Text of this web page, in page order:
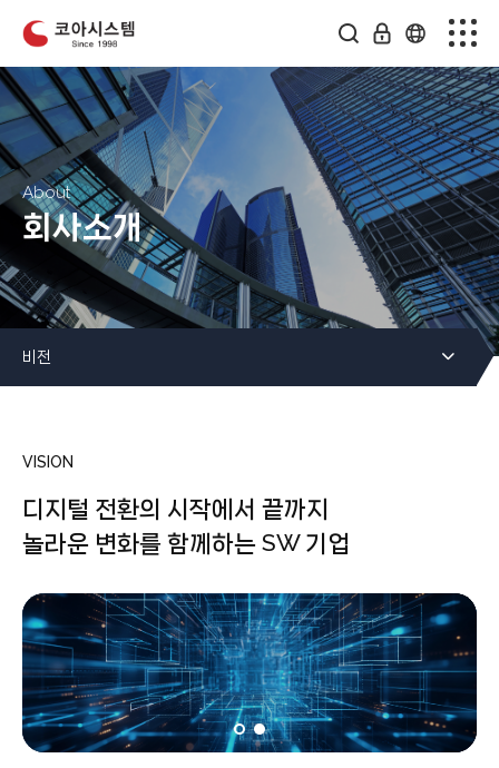
사업분야
제품소개
연구개발
커뮤니티
About
회사소개
비전
VISION
디지털 전환의 시작에서 끝까지
놀라운 변화를 함께하는 SW 기업